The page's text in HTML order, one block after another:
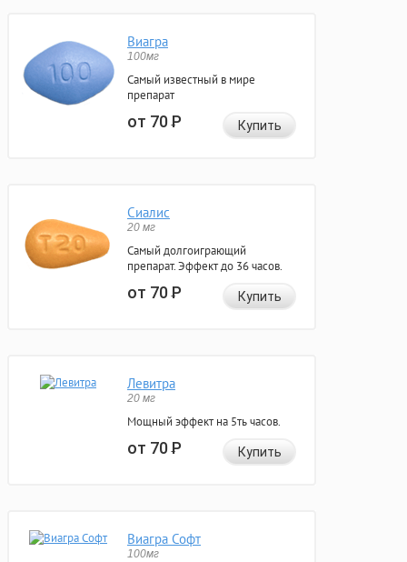
Виагра
100мг
Самый известный в мире
препарат
от 70Р Купить
Сиалис
20 мг
Самый долгоиграющий
препарат. Эффект до 36 часов.
от 70Р Купить
Левитра
20 мг
Мощный эффект на 5ть часов.
от 70Р Купить
Виагра Софт
100мг